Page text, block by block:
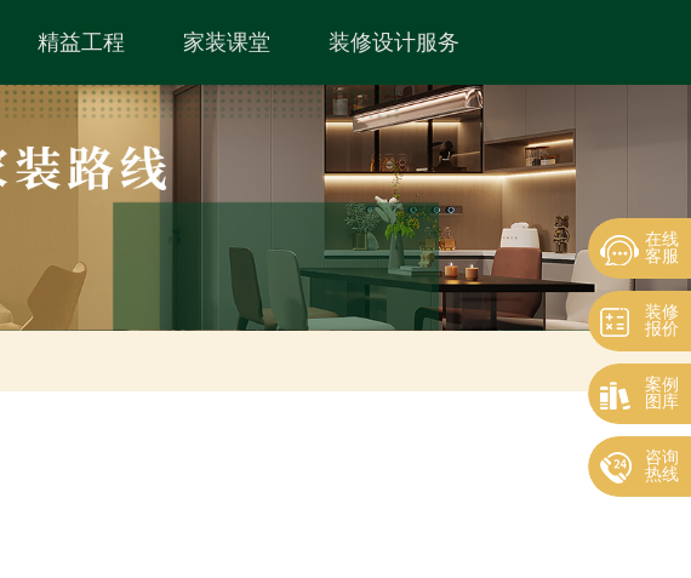
精益工程 家装课堂 装修设计服务
在线
客服
装修
报价
案例
图库
咨询
热线